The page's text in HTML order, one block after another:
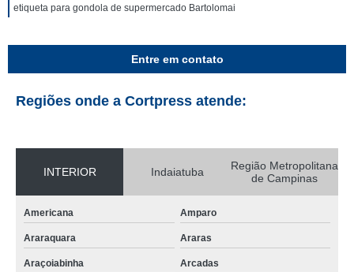
etiqueta para gondola de supermercado Bartolomai
Entre em contato
Regiões onde a Cortpress atende:
INTERIOR Indaiatuba
Região Metropolitana
de Campinas
Americana Amparo
Araraquara Araras
Araçoiabinha Arcadas